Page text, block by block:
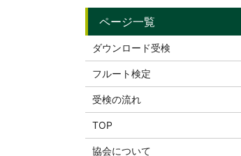
ダウンロード受検
フルート検定
受検の流れ
TOP
協会について